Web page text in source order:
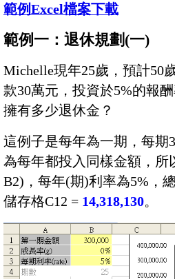
範例Excel檔案下載
範例一：退休規劃(一)
Michelle現年25歲，預計50
款30萬元，投資於5%的報
擁有多少退休金？
這例子是每年為一期，每期
為每年都投入同樣金額，所
B2)，每年(期)利率為5%，
儲存格C12 = 14,318,130。